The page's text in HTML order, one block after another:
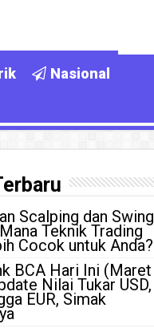
Nasional
Scalping dan Swing
Teknik Trading
Cocok untuk Anda?
BCA Hari Ini (Maret
Nilai Tukar USD,
EUR, Simak